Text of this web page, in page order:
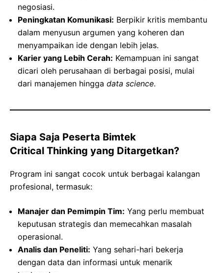
negosiasi.
Peningkatan Komunikasi: Berpikir kritis membantu
dalam menyusun argumen yang koheren dan
menyampaikan ide dengan lebih jelas.
Karier yang Lebih Cerah: Kemampuan ini sangat
dicari oleh perusahaan di berbagai posisi, mulai
dari manajemen hingga data science.
Siapa Saja Peserta Bimtek
Critical Thinking yang Ditargetkan?
Program ini sangat cocok untuk berbagai kalangan
profesional, termasuk:
Manajer dan Pemimpin Tim: Yang perlu membuat
keputusan strategis dan memecahkan masalah
operasional.
Analis dan Peneliti: Yang sehari-hari bekerja
dengan data dan informasi untuk menarik